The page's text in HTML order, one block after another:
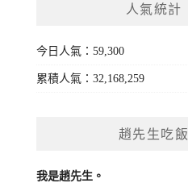
人氣統計
今日人氣：59,300
累積人氣：32,168,259
趙先生吃飯
我是趙先生。